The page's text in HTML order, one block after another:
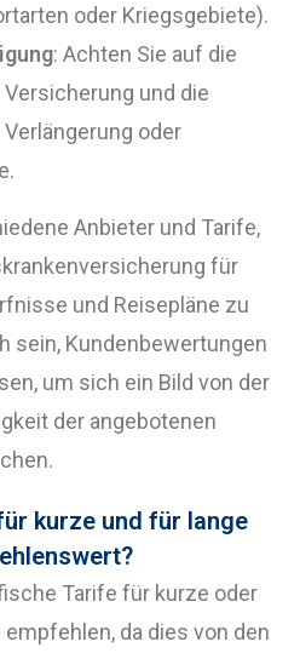
oder Kriegsgebiete).
: Achten Sie auf die
und die
oder
Anbieter und Tarife,
für
und Reisepläne zu
sein, Kundenbewertungen
um sich ein Bild von der
der angebotenen
kurze und für lange
Tarife für kurze oder
empfehlen, da dies von den